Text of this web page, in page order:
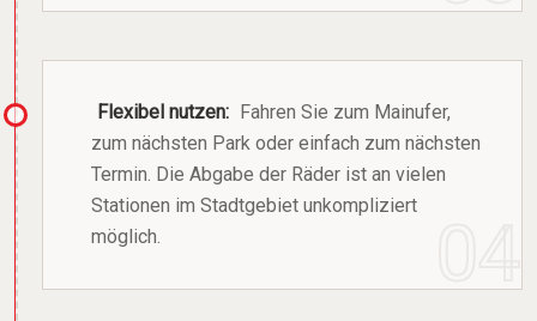
Flexibel nutzen:
Fahren Sie zum Mainufer,
zum nächsten Park oder einfach zum nächsten
Termin. Die Abgabe der Räder ist an vielen
Stationen im Stadtgebiet unkompliziert
möglich.